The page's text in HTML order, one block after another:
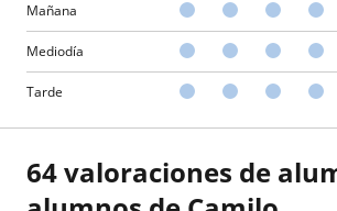
Mañana
Mediodía
Tarde
64 valoraciones de